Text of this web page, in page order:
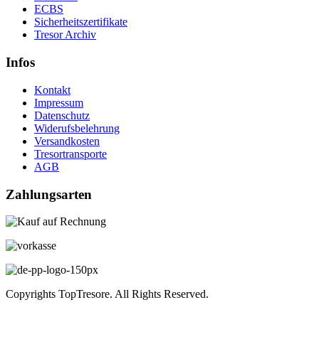
ECBS
Sicherheitszertifikate
Tresor Archiv
Infos
Kontakt
Impressum
Datenschutz
Widerufsbelehrung
Versandkosten
Tresortransporte
AGB
Zahlungsarten
Copyrights TopTresore. All Rights Reserved.